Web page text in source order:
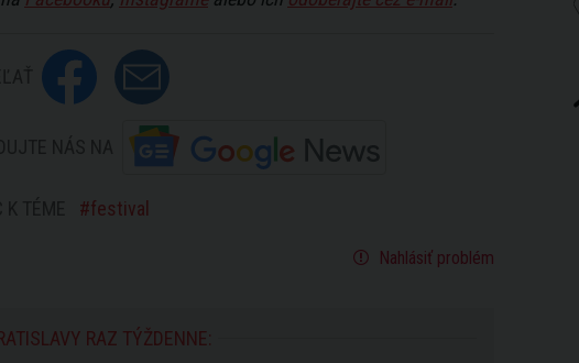
festival
Nahlásiť problém
RAZ TÝŽDENNE: